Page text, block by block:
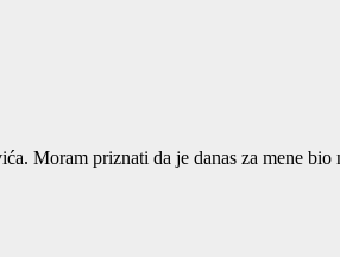
Moram priznati da je danas za mene